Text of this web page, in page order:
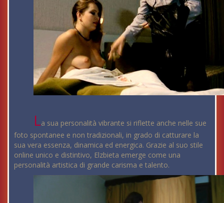
La sua personalità vibrante si riflette anche nelle sue
foto spontanee e non tradizionali, in grado di catturare la
sua vera essenza, dinamica ed energica. Grazie al suo stile
online unico e distintivo, Elzbieta emerge come una
personalità artistica di grande carisma e talento.